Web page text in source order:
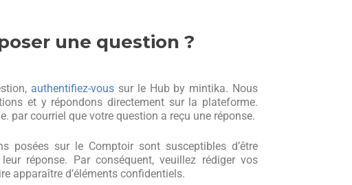
une question ?
authentifiez-vous sur le Hub by mintika. Nous
et y répondons directement sur la plateforme.
par courriel que votre question a reçu une réponse.
posées sur le Comptoir sont susceptibles d’être
réponse. Par conséquent, veuillez rédiger vos
apparaître d’éléments confidentiels.